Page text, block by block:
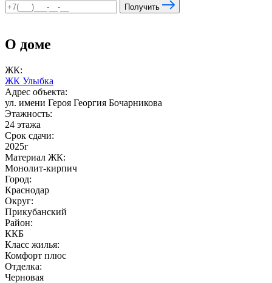
Получить
О доме
ЖК:
ЖК Улыбка
Адрес объекта:
ул. имени Героя Георгия Бочарникова
Этажность:
24 этажа
Срок сдачи:
2025г
Материал ЖК:
Монолит-кирпич
Город:
Краснодар
Округ:
Прикубанский
Район:
ККБ
Класс жилья:
Комфорт плюс
Отделка:
Черновая